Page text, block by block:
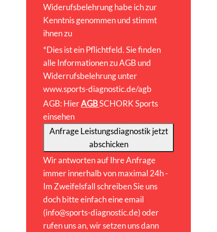
Widerufsbelehrung habe ich zur
Kenntnis genommen und stimmt
ihnen zu
*Dies ist ein Pflichtfeld. Sie finden
alle Informationen zu AGB und
Widerrufsbelehrung unter
www.sports-diagnostic.de/agb
AGB: HierAGBSCHORK Sports
einsehen
Anfrage Leistungsdiagnostik jetzt
abschicken
Wir antworten auf Ihre Anfrage
immer innerhalb von maximal 24h -
Im Zweifelsfall schreiben Sie uns
doch bitte einfach eine email
(info@sports-diagnostic.de) oder
rufen uns an, wir setzen uns dann